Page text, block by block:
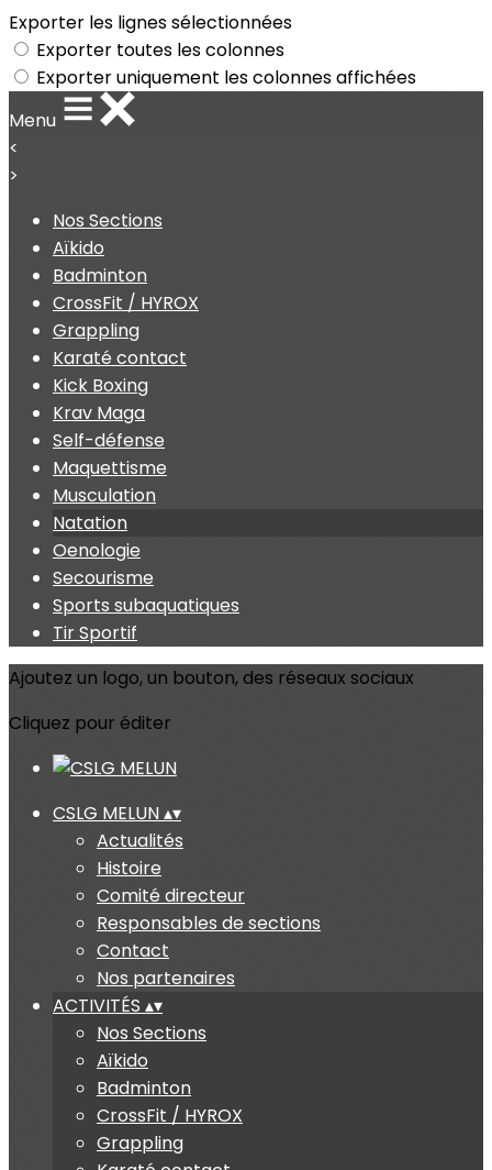
Exporter les lignes sélectionnées
Exporter toutes les colonnes
Exporter uniquement les colonnes affichées
Menu
<
>
Nos Sections
Aïkido
Badminton
CrossFit / HYROX
Grappling
Karaté contact
Kick Boxing
Krav Maga
Self-défense
Maquettisme
Musculation
Natation
Oenologie
Secourisme
Sports subaquatiques
Tir Sportif
Ajoutez un logo, un bouton, des réseaux sociaux
Cliquez pour éditer
CSLG MELUN▴▾
Actualités
Histoire
Comité directeur
Responsables de sections
Contact
Nos partenaires
ACTIVITÉS ▴▾
Nos Sections
Aïkido
Badminton
CrossFit / HYROX
Grappling